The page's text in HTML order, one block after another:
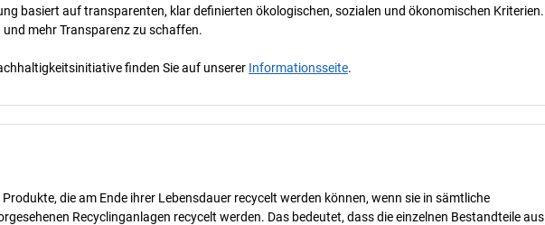
basiert auf transparenten, klar definierten ökologischen, sozialen und ökonomischen Kriterien.
mehr Transparenz zu schaffen.
finden Sie auf unserer Informationsseite.
die am Ende ihrer Lebensdauer recycelt werden können, wenn sie in sämtliche
Recyclinganlagen recycelt werden. Das bedeutet, dass die einzelnen Bestandteile aus